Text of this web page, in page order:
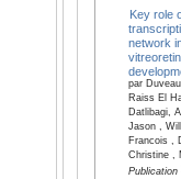
Key role
network
par
Raiss El
Datlibagi,
Jason ,
Francois ,
Christine ,
Publication